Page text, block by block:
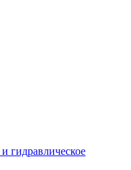
гидравлическое